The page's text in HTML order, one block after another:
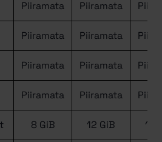
Piiramata Piiramata
Piiramata Piiramata
Piiramata Piiramata
Piiramata Piiramata
8 GiB 12 GiB 16